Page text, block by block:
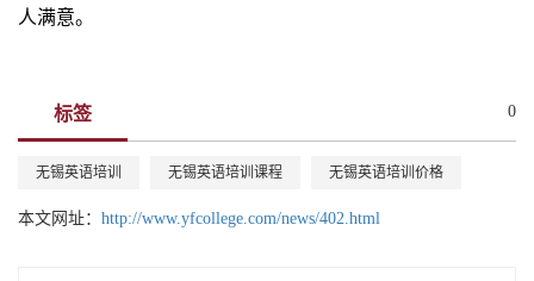
人满意。
标签 0
无锡英语培训 无锡英语培训课程 无锡英语培训价格
本文网址： http://www.yfcollege.com/news/402.html